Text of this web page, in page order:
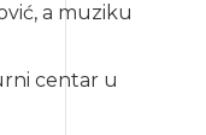
a muziku
centar u